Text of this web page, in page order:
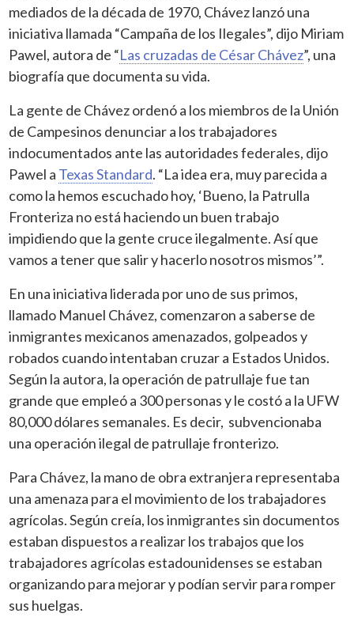
mediados de la década de 1970, Chávez lanzó una
iniciativa llamada “Campaña de los Ilegales”, dijo Miriam
Pawel, autora de “Las cruzadas de César Chávez”, una
biografía que documenta su vida.
La gente de Chávez ordenó a los miembros de la Unión
de Campesinos denunciar a los trabajadores
indocumentados ante las autoridades federales, dijo
Pawel a Texas Standard. “La idea era, muy parecida a
como la hemos escuchado hoy, ‘Bueno, la Patrulla
Fronteriza no está haciendo un buen trabajo
impidiendo que la gente cruce ilegalmente. Así que
vamos a tener que salir y hacerlo nosotros mismos’”.
En una iniciativa liderada por uno de sus primos,
llamado Manuel Chávez, comenzaron a saberse de
inmigrantes mexicanos amenazados, golpeados y
robados cuando intentaban cruzar a Estados Unidos.
Según la autora, la operación de patrullaje fue tan
grande que empleó a 300 personas y le costó a la UFW
80,000 dólares semanales. Es decir, subvencionaba
una operación ilegal de patrullaje fronterizo.
Para Chávez, la mano de obra extranjera representaba
una amenaza para el movimiento de los trabajadores
agrícolas. Según creía, los inmigrantes sin documentos
estaban dispuestos a realizar los trabajos que los
trabajadores agrícolas estadounidenses se estaban
organizando para mejorar y podían servir para romper
sus huelgas.